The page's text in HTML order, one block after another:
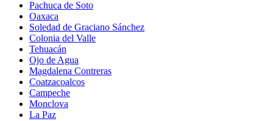
Pachuca de Soto
Oaxaca
Soledad de Graciano Sánchez
Colonia del Valle
Tehuacán
Ojo de Agua
Magdalena Contreras
Coatzacoalcos
Campeche
Monclova
La Paz